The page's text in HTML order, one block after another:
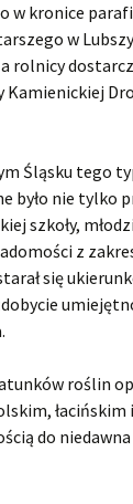
w kronice
w
rolnicy
Śląsku tego
było nie tylko
szkoły,
z
się
roślin
łacińskim
do